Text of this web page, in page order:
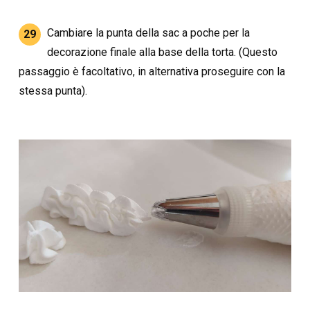
29
Cambiare la punta della sac a poche per la
decorazione finale alla base della torta. (Questo
passaggio è facoltativo, in alternativa proseguire con la
stessa punta).